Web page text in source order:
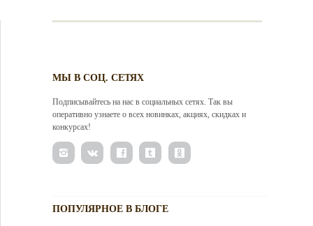
МЫ В СОЦ. СЕТЯХ
Подписывайтесь на нас в социальных сетях. Так вы
оперативно узнаете о всех новинках, акциях, скидках и
конкурсах!
ПОПУЛЯРНОЕ В БЛОГЕ